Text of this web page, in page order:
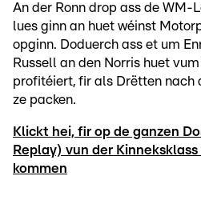
An der Ronn drop ass de WM-
lues ginn an huet wéinst
opginn. Doduerch ass et um
Russell an den Norris huet
profitéiert, fir als Drëtten nach
ze packen.
Klickt hei, fir op de ganzen
Replay) vun der
kommen